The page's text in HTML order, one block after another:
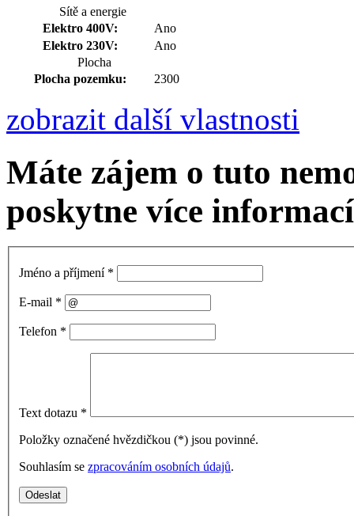
Sítě a energie
Elektro 400V:
Ano
Elektro 230V:
Ano
Plocha
Plocha pozemku:
2300
zobrazit další vlastnosti
Máte zájem o tuto
poskytne více
Jméno a příjmení *
E-mail *
Telefon *
Text dotazu *
Položky označené hvězdičkou (*) jsou povinné.
Souhlasím se zpracováním osobních údajů.